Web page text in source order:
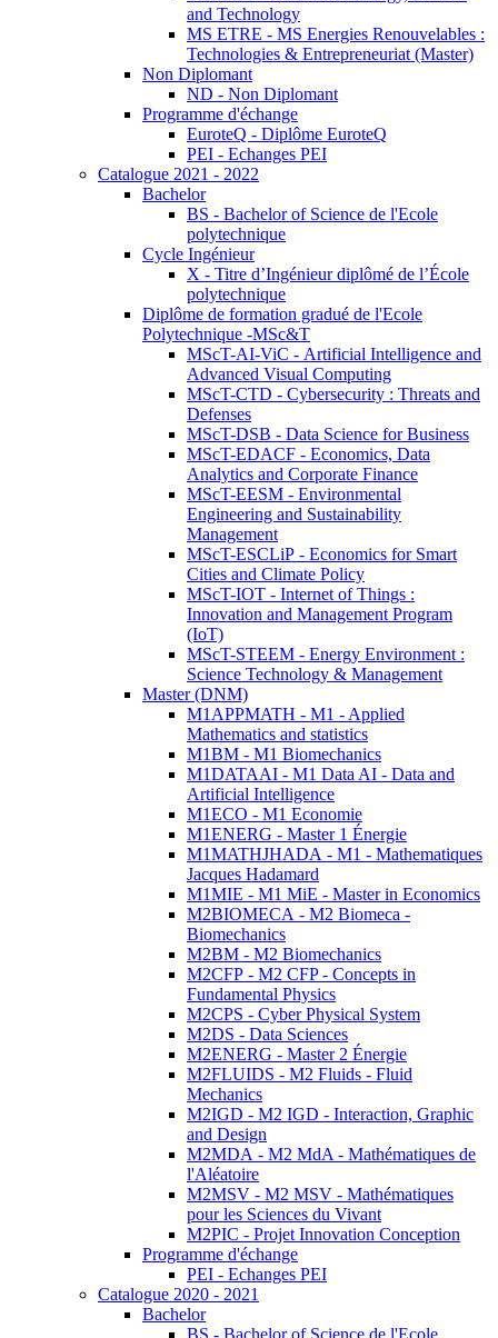
and Technology
MS ETRE - MS Energies Renouvelables :
Technologies & Entrepreneuriat (Master)
Non Diplomant
ND - Non Diplomant
Programme d'échange
EuroteQ - Diplôme EuroteQ
PEI - Echanges PEI
Catalogue 2021 - 2022
Bachelor
BS - Bachelor of Science de l'Ecole
polytechnique
Cycle Ingénieur
X - Titre d’Ingénieur diplômé de l’École
polytechnique
Diplôme de formation gradué de l'Ecole
Polytechnique -MSc&T
MScT-AI-ViC - Artificial Intelligence and
Advanced Visual Computing
MScT-CTD - Cybersecurity : Threats and
Defenses
MScT-DSB - Data Science for Business
MScT-EDACF - Economics, Data
Analytics and Corporate Finance
MScT-EESM - Environmental
Engineering and Sustainability
Management
MScT-ESCLiP - Economics for Smart
Cities and Climate Policy
MScT-IOT - Internet of Things :
Innovation and Management Program
(IoT)
MScT-STEEM - Energy Environment :
Science Technology & Management
Master (DNM)
M1APPMATH - M1 - Applied
Mathematics and statistics
M1BM - M1 Biomechanics
M1DATAAI - M1 Data AI - Data and
Artificial Intelligence
M1ECO - M1 Economie
M1ENERG - Master 1 Énergie
M1MATHJHADA - M1 - Mathematiques
Jacques Hadamard
M1MIE - M1 MiE - Master in Economics
M2BIOMECA - M2 Biomeca -
Biomechanics
M2BM - M2 Biomechanics
M2CFP - M2 CFP - Concepts in
Fundamental Physics
M2CPS - Cyber Physical System
M2DS - Data Sciences
M2ENERG - Master 2 Énergie
M2FLUIDS - M2 Fluids - Fluid
Mechanics
M2IGD - M2 IGD - Interaction, Graphic
and Design
M2MDA - M2 MdA - Mathématiques de
l'Aléatoire
M2MSV - M2 MSV - Mathématiques
pour les Sciences du Vivant
M2PIC - Projet Innovation Conception
Programme d'échange
PEI - Echanges PEI
Catalogue 2020 - 2021
Bachelor
BS - Bachelor of Science de l'Ecole